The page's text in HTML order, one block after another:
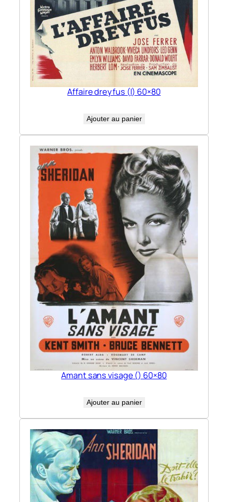
Affaire dreyfus (l) 60×80
Ajouter au panier
Amant sans visage () 60×80
Ajouter au panier